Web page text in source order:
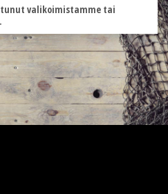
valikoimistamme tai